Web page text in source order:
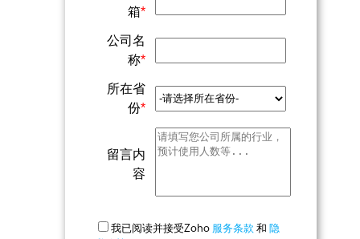
箱*
公司名
称*
所在省
份*
留言内
容
我已阅读并接受Zoho 服务条款 和隐